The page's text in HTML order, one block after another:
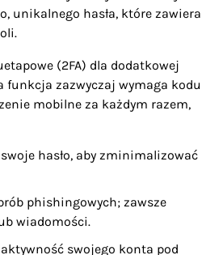
unikalnego hasła, które zawiera
(2FA) dla dodatkowej
funkcja zazwyczaj wymaga kodu
mobilne za każdym razem,
hasło, aby zminimalizować
phishingowych; zawsze
wiadomości.
swojego konta pod